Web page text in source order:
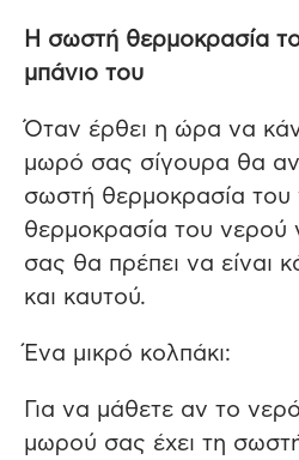
Η σωστή θερμοκρασία
μπάνιο του
Όταν έρθει η ώρα να
μωρό σας σίγουρα θα
σωστή θερμοκρασία του
θερμοκρασία του νερού
σας θα πρέπει να είναι
και καυτού.
Ένα μικρό κολπάκι:
Για να μάθετε αν το
μωρού σας έχει τη